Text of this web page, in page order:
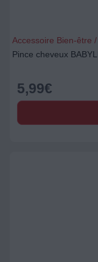
Accessoire Bien-être
Pince cheveux
5,99€